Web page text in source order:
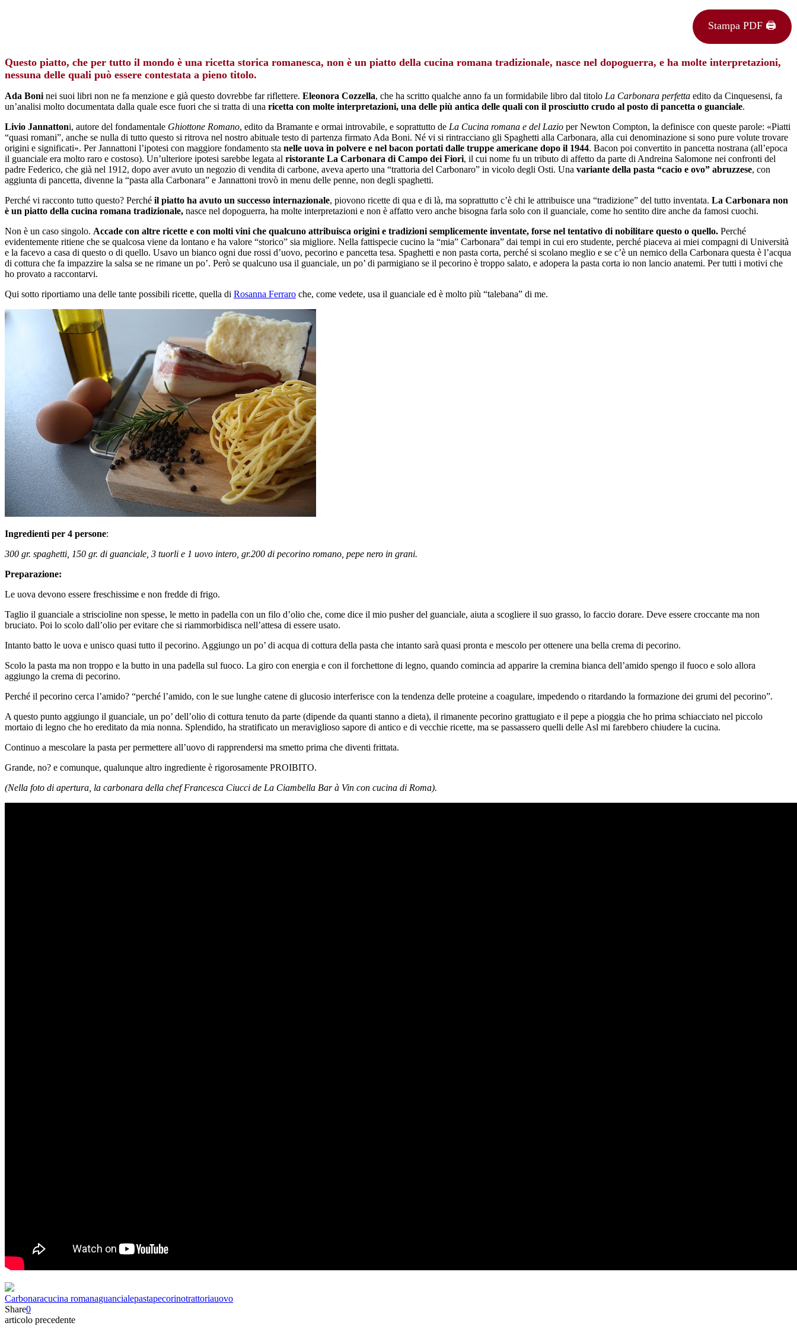
Stampa PDF 🖨
Questo piatto, che per tutto il mondo è una ricetta storica romanesca, non è un piatto della cucina romana tradizionale, nasce nel dopoguerra, e ha molte interpretazioni,
nessuna delle quali può essere contestata a pieno titolo.
Ada Boni nei suoi libri non ne fa menzione e già questo dovrebbe far riflettere. Eleonora Cozzella, che ha scritto qualche anno fa un formidabile libro dal titolo La Carbonara perfetta edito da Cinquesensi, fa
un’analisi molto documentata dalla quale esce fuori che si tratta di una ricetta con molte interpretazioni, una delle più antica delle quali con il prosciutto crudo al posto di pancetta o guanciale.
Livio Jannattoni, autore del fondamentale Ghiottone Romano, edito da Bramante e ormai introvabile, e soprattutto de La Cucina romana e del Lazio per Newton Compton, la definisce con queste parole: «Piatti
“quasi romani”, anche se nulla di tutto questo si ritrova nel nostro abituale testo di partenza firmato Ada Boni. Né vi si rintracciano gli Spaghetti alla Carbonara, alla cui denominazione si sono pure volute trovare
origini e significati». Per Jannattoni l’ipotesi con maggiore fondamento sta nelle uova in polvere e nel bacon portati dalle truppe americane dopo il 1944. Bacon poi convertito in pancetta nostrana (all’epoca
il guanciale era molto raro e costoso). Un’ulteriore ipotesi sarebbe legata al ristorante La Carbonara di Campo dei Fiori, il cui nome fu un tributo di affetto da parte di Andreina Salomone nei confronti del
padre Federico, che già nel 1912, dopo aver avuto un negozio di vendita di carbone, aveva aperto una “trattoria del Carbonaro” in vicolo degli Osti. Una variante della pasta “cacio e ovo” abruzzese, con
aggiunta di pancetta, divenne la “pasta alla Carbonara” e Jannattoni trovò in menu delle penne, non degli spaghetti.
Perché vi racconto tutto questo? Perché il piatto ha avuto un successo internazionale, piovono ricette di qua e di là, ma soprattutto c’è chi le attribuisce una “tradizione” del tutto inventata. La Carbonara non
è un piatto della cucina romana tradizionale, nasce nel dopoguerra, ha molte interpretazioni e non è affatto vero anche bisogna farla solo con il guanciale, come ho sentito dire anche da famosi cuochi.
Non è un caso singolo. Accade con altre ricette e con molti vini che qualcuno attribuisca origini e tradizioni semplicemente inventate, forse nel tentativo di nobilitare questo o quello. Perché
evidentemente ritiene che se qualcosa viene da lontano e ha valore “storico” sia migliore. Nella fattispecie cucino la “mia” Carbonara” dai tempi in cui ero studente, perché piaceva ai miei compagni di Università
e la facevo a casa di questo o di quello. Usavo un bianco ogni due rossi d’uovo, pecorino e pancetta tesa. Spaghetti e non pasta corta, perché si scolano meglio e se c’è un nemico della Carbonara questa è l’acqua
di cottura che fa impazzire la salsa se ne rimane un po’. Però se qualcuno usa il guanciale, un po’ di parmigiano se il pecorino è troppo salato, e adopera la pasta corta io non lancio anatemi. Per tutti i motivi che
ho provato a raccontarvi.
Qui sotto riportiamo una delle tante possibili ricette, quella di Rosanna Ferraro che, come vedete, usa il guanciale ed è molto più “talebana” di me.
Ingredienti per 4 persone:
300 gr. spaghetti, 150 gr. di guanciale, 3 tuorli e 1 uovo intero, gr.200 di pecorino romano, pepe nero in grani.
Preparazione:
Le uova devono essere freschissime e non fredde di frigo.
Taglio il guanciale a striscioline non spesse, le metto in padella con un filo d’olio che, come dice il mio pusher del guanciale, aiuta a scogliere il suo grasso, lo faccio dorare. Deve essere croccante ma non
bruciato. Poi lo scolo dall’olio per evitare che si riammorbidisca nell’attesa di essere usato.
Intanto batto le uova e unisco quasi tutto il pecorino. Aggiungo un po’ di acqua di cottura della pasta che intanto sarà quasi pronta e mescolo per ottenere una bella crema di pecorino.
Scolo la pasta ma non troppo e la butto in una padella sul fuoco. La giro con energia e con il forchettone di legno, quando comincia ad apparire la cremina bianca dell’amido spengo il fuoco e solo allora
aggiungo la crema di pecorino.
Perché il pecorino cerca l’amido? “perché l’amido, con le sue lunghe catene di glucosio interferisce con la tendenza delle proteine a coagulare, impedendo o ritardando la formazione dei grumi del pecorino”.
A questo punto aggiungo il guanciale, un po’ dell’olio di cottura tenuto da parte (dipende da quanti stanno a dieta), il rimanente pecorino grattugiato e il pepe a pioggia che ho prima schiacciato nel piccolo
mortaio di legno che ho ereditato da mia nonna. Splendido, ha stratificato un meraviglioso sapore di antico e di vecchie ricette, ma se passassero quelli delle Asl mi farebbero chiudere la cucina.
Continuo a mescolare la pasta per permettere all’uovo di rapprendersi ma smetto prima che diventi frittata.
Grande, no? e comunque, qualunque altro ingrediente è rigorosamente PROIBITO.
(Nella foto di apertura, la carbonara della chef Francesca Ciucci de La Ciambella Bar à Vin con cucina di Roma).
Carbonaracucina romanaguancialepastapecorinotrattoriauovo
Share0
articolo precedente